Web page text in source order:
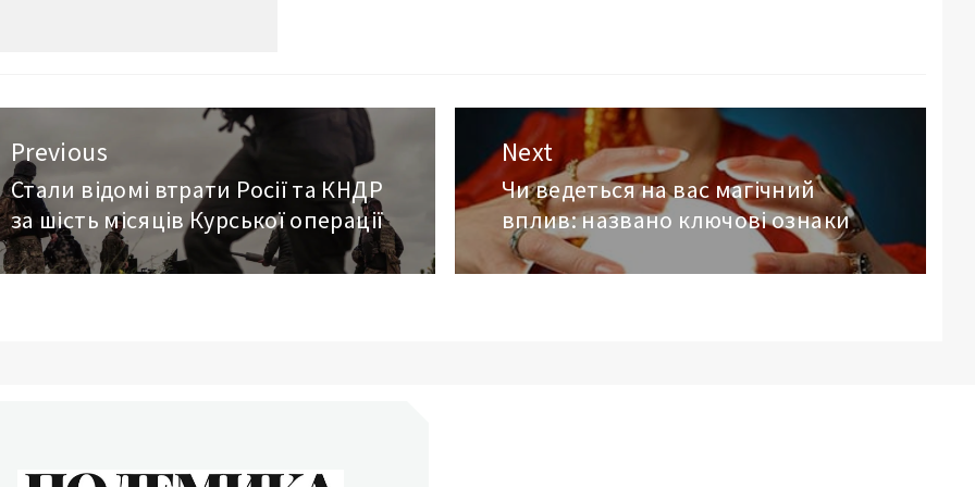
Previous
Previous
post:
Стали відомі втрати Росії та КНДР
за шість місяців Курської операції
Next
Next
post:
Чи ведеться на вас магічний
вплив: названо ключові ознаки